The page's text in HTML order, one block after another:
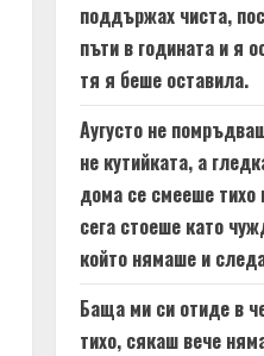
поддържах чиста,
пъти в годината и я
тя я беше оставила.
Аугусто не
не кутийката, а
дома се смееше тихо
сега стоеше като
който нямаше и
Баща ми си отиде в
тихо, сякаш вече